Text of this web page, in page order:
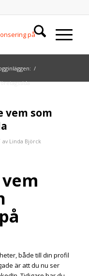
/
vem som
av Linda Björck
både till din profil
är att du nu ser